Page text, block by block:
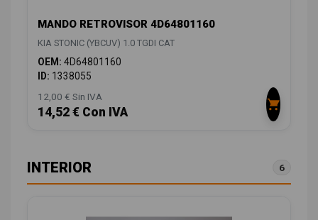
MANDO RETROVISOR 4D64801160
KIA STONIC (YBCUV) 1.0 TGDI CAT
OEM: 4D64801160
ID: 1338055
12,00 € Sin IVA
14,52 € Con IVA
INTERIOR 6